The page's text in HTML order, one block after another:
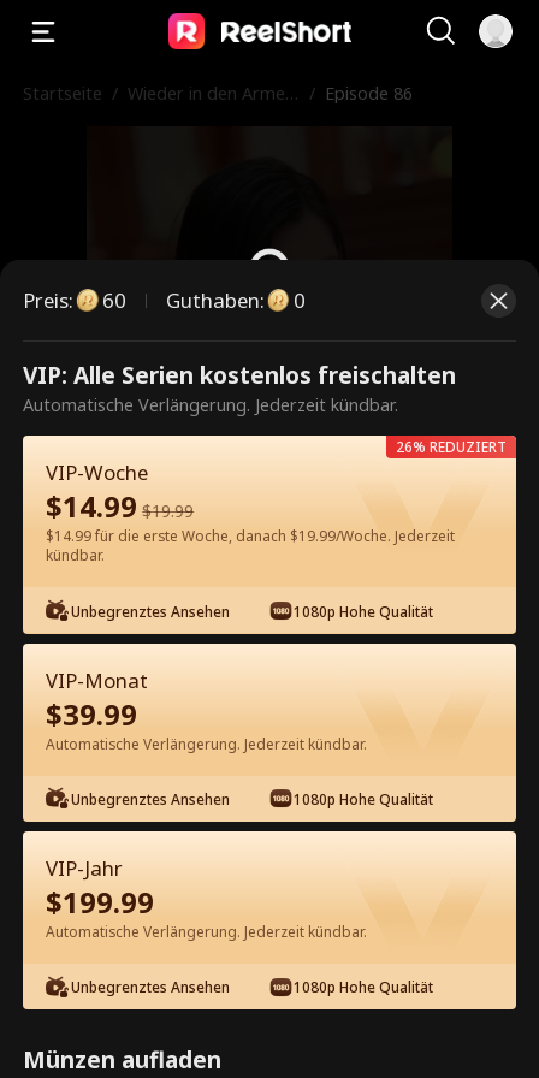
Startseite / Wieder in den Armen
/ Episode 86
Dies ist eine kostenpflichtige
Episode. Bitte entsperren, um
60 Jetzt entsperren
Kostenlos in der App ansehen
Episode 86 - Wieder in den Armen
meines Ex nach der Scheidung
Kompletter Film
1-50 51-100
86 87 88 89 90
Preis: 60 Guthaben: 0
VIP: Alle Serien kostenlos freischalten
Automatische Verlängerung. Jederzeit kündbar.
VIP-Woche
$14.99 $19.99
$14.99 für die erste Woche, danach $19.99/Woche. Jederzeit
kündbar.
Unbegrenztes Ansehen 1080p Hohe Qualität
26% REDUZIERT
VIP-Monat
$39.99
Automatische Verlängerung. Jederzeit kündbar.
Unbegrenztes Ansehen 1080p Hohe Qualität
VIP-Jahr
$199.99
Automatische Verlängerung. Jederzeit kündbar.
Unbegrenztes Ansehen 1080p Hohe Qualität
Münzen aufladen